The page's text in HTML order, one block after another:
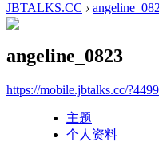
JBTALKS.CC ›
angeline_0823
https://mobile.jbtalks.cc/
主题
个人资料